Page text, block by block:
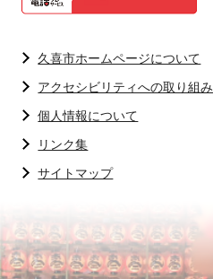
久喜市ホームページについて
アクセシビリティへの取り組み
個人情報について
リンク集
サイトマップ